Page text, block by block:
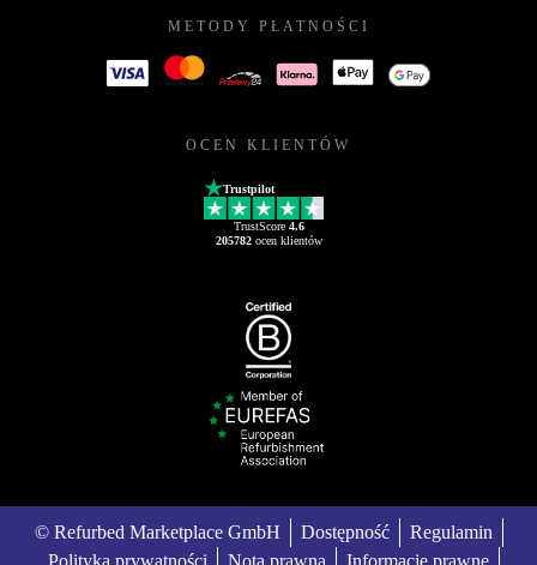
METODY PŁATNOŚCI
OCEN KLIENTÓW
Trustpilot
TrustScore 4.6
205782ocen klientów
© Refurbed Marketplace GmbH Dostępność
Regulamin
Polityka prywatności
Nota prawna Informacje prawne